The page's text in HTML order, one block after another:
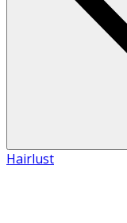
Hairlust